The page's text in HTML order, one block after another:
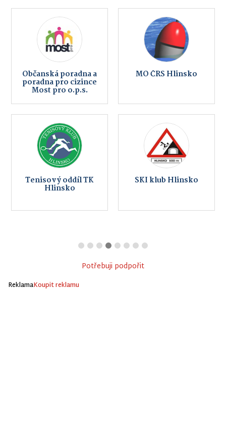
Občanská poradna a
poradna pro cizince
Most pro o.p.s.
MO ČRS Hlinsko
Tenisový oddíl TK
Hlinsko
SKI klub Hlinsko
Potřebuji podpořit
ReklamaKoupit reklamu